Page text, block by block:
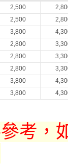
2,500
2,500
3,800
2,800
2,800
2,800
3,800
3,800
考，